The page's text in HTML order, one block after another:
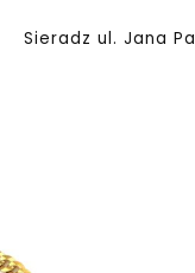
Sieradz ul. Jana